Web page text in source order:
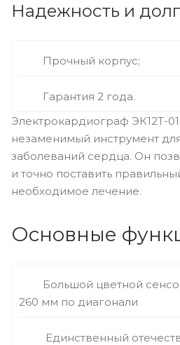
Надежность и
Прочный корпус;
Гарантия 2 года.
Электрокардиограф ЭК12Т-
незаменимый инструмент
заболеваний сердца. Он
и точно поставить
необходимое лечение.
Основные
Большой цветной
260 мм по диагонали
Единственный